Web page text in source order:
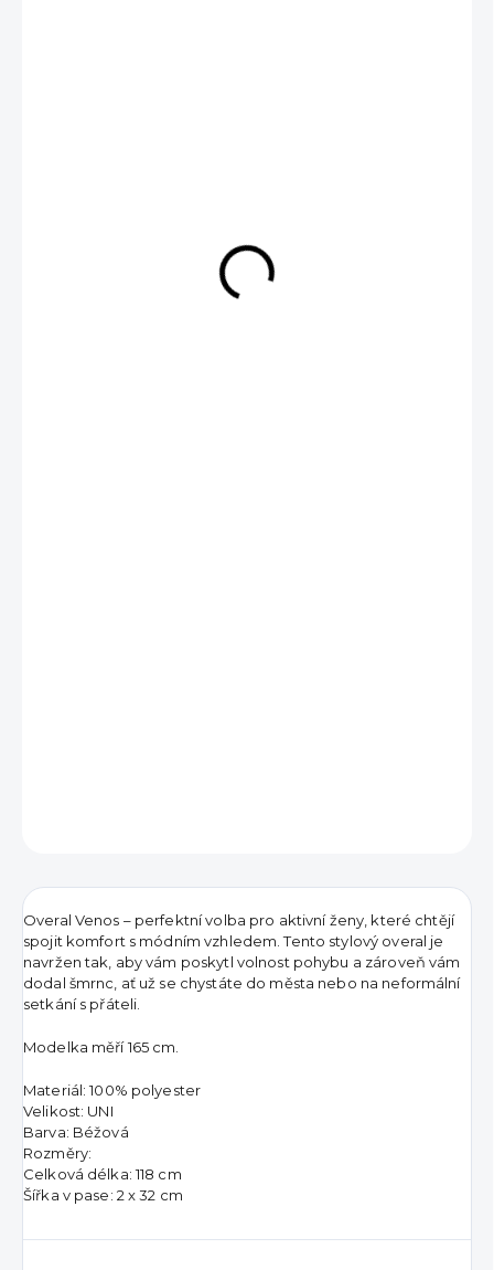
Overal Venos – perfektní volba pro aktivní ženy, které chtějí
spojit komfort s módním vzhledem. Tento stylový overal je
navržen tak, aby vám poskytl volnost pohybu a zároveň vám
dodal šmrnc, ať už se chystáte do města nebo na neformální
setkání s přáteli.
Modelka měří 165 cm.
Materiál: 100% polyester
Velikost: UNI
Barva: Béžová
Rozměry:
Celková délka: 118 cm
Šířka v pase: 2 x 32 cm